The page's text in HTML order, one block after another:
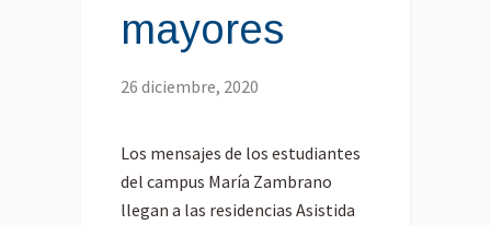
mayores
26 diciembre, 2020
Los mensajes de los estudiantes
del campus María Zambrano
llegan a las residencias Asistida